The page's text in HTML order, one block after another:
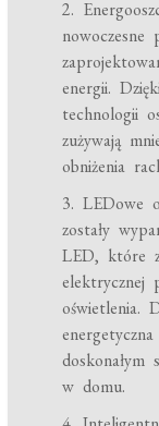
2.
energii.
technologii
zużywają
obniżenia
3. LEDowe
zostały
LED, które
elektrycznej
oświetlenia.
doskonałym
w domu.